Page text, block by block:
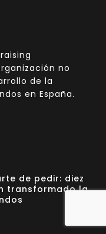
no
de la
en España.
de pedir: diez
transformado la